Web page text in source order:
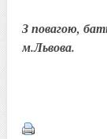
З повагою,
м.Львова.